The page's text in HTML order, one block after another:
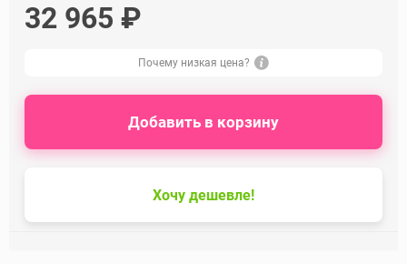
32 965 ₽
Почему низкая цена?
Хочу дешевле!
Добавить в корзину